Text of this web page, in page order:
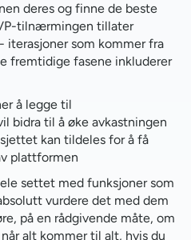
deres og finne de beste
tilnærmingen tillater
iterasjoner som kommer fra
fremtidige fasene inkluderer
å legge til
bidra til å øke avkastningen
kan tildeles for å få
plattformen
settet med funksjoner som
vurdere det med dem
på en rådgivende måte, om
alt kommer til alt, hvis du